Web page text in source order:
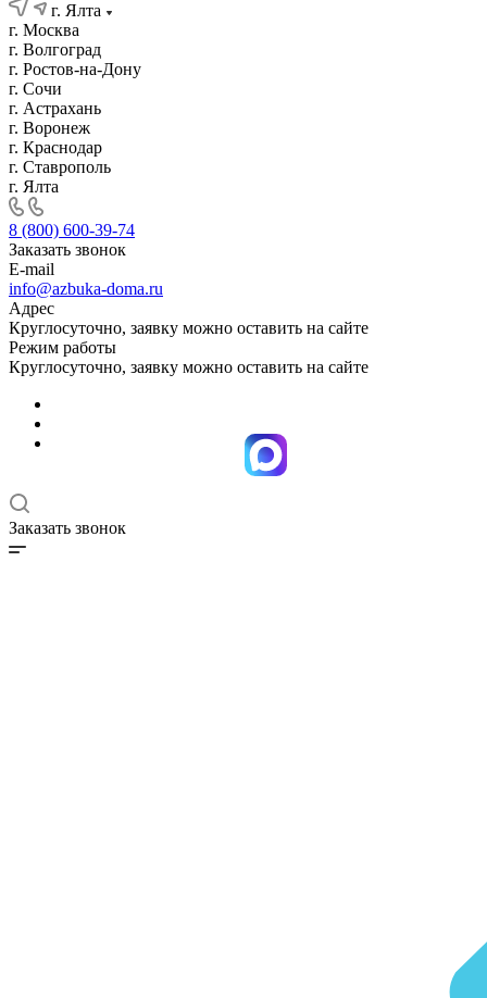
г. Ялта
г. Москва
г. Волгоград
г. Ростов-на-Дону
г. Сочи
г. Астрахань
г. Воронеж
г. Краснодар
г. Ставрополь
г. Ялта
8 (800) 600-39-74
Заказать звонок
E-mail
info@azbuka-doma.ru
Адрес
Круглосуточно, заявку можно оставить на сайте
Режим работы
Круглосуточно, заявку можно оставить на сайте
Заказать звонок